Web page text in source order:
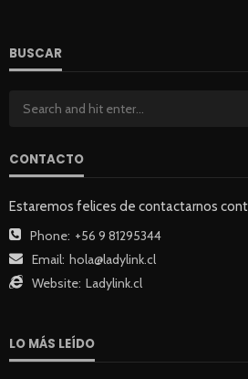
BUSCAR
CONTACTO
Estaremos felices de contactarnos
Phone: +56 9 81295344
Email: hola@ladylink.cl
Website: Ladylink.cl
LO MÁS LEÍDO